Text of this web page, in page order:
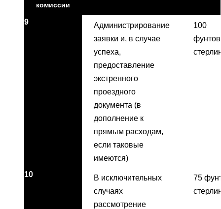
комиссии
9
Администрирование
заявки и, в случае
успеха,
предоставление
экстренного
проездного
документа (в
дополнение к
прямым расходам,
если таковые
имеются)
100
фунтов
10
В исключительных
случаях
рассмотрение
75